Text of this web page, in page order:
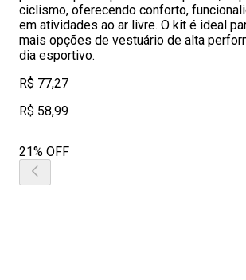
ciclismo, oferecendo conforto,
em atividades ao ar livre. O kit é ideal
mais opções de vestuário de alta
dia esportivo.
R$ 77,27
R$ 58,99
21% OFF